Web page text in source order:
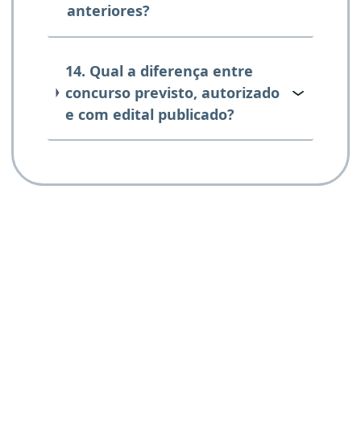
anteriores?
14. Qual a diferença entre
concurso previsto, autorizado
e com edital publicado?